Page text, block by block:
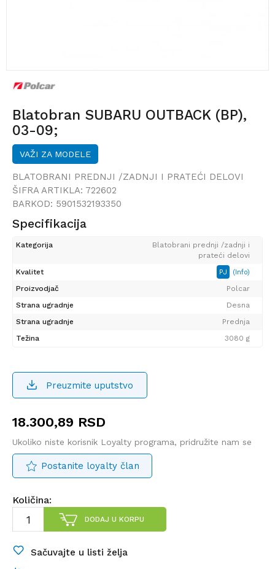
Blatobran SUBARU OUTBACK (BP),
03-09;
VAŽI ZA MODELE
BLATOBRANI PREDNJI /ZADNJI I PRATEĆI DELOVI
ŠIFRA ARTIKLA: 722602
BARKOD: 5901532193350
Specifikacija
Kategorija
Blatobrani prednji /zadnji i
prateći delovi
Kvalitet
PJ (Info)
Proizvodjač
Polcar
Strana ugradnje
Desna
Strana ugradnje
Prednja
Težina
3080 g
Preuzmite uputstvo
18.300,89 RSD
Ukoliko niste korisnik Loyalty programa, pridružite nam se
Postanite loyalty član
Količina:
DODAJ U KORPU
Sačuvajte u listi želja